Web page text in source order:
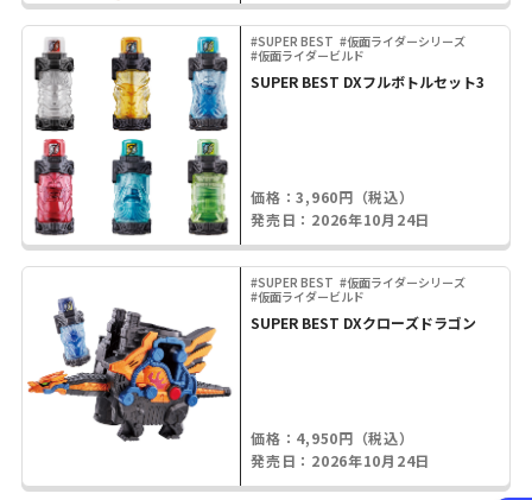
#SUPER BEST #仮面ライダーシリーズ
#仮面ライダービルド
SUPER BEST DXフルボトルセット3
価格：3,960円（税込）
発売日：2026年10月24日
#SUPER BEST #仮面ライダーシリーズ
#仮面ライダービルド
SUPER BEST DXクローズドラゴン
価格：4,950円（税込）
発売日：2026年10月24日